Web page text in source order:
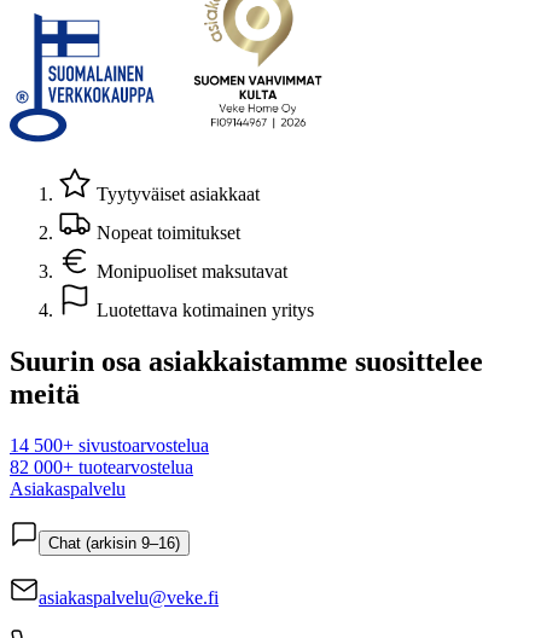
Tyytyväiset asiakkaat
Nopeat toimitukset
Monipuoliset maksutavat
Luotettava kotimainen yritys
Suurin osa asiakkaistamme suosittelee
meitä
14 500+ sivustoarvostelua
82 000+ tuotearvostelua
Asiakaspalvelu
Chat (arkisin 9–16)
asiakaspalvelu@veke.fi